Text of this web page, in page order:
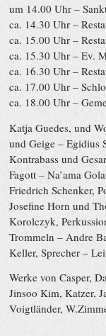
um 14.00 Uhr –
ca. 14.30 Uhr –
ca. 15.00 Uhr –
ca. 15.30 Uhr – Ev.
ca. 16.30 Uhr –
ca. 17.00 Uhr –
ca. 18.00 Uhr –
Katja Guedes, und
und Geige – Egidius
Kontrabass und
Fagott – Na’ama
Friedrich Schenker,
Josefine Horn und
Korolczyk,
Trommeln – Andre
Keller, Sprecher –
Werke von Casper,
Jinsoo Kim, Katzer,
Voigtländer,